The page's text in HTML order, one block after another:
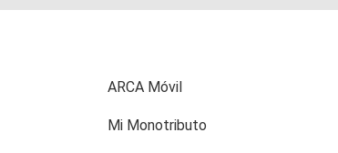
ARCA Móvil
Mi Monotributo